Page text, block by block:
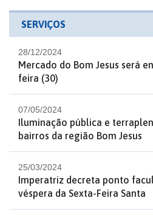
SERVIÇOS
28/12/2024
Mercado do Bom Jesus será
feira (30)
07/05/2024
Iluminação pública e
bairros da região Bom Jesus
25/03/2024
Imperatriz decreta ponto
véspera da Sexta-Feira Santa